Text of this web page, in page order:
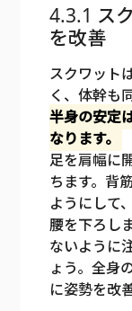
4.3.1 ス
を改善
スクワット
く、体幹も
半身の安定
なります。
足を肩幅に
ちます。背
ようにして
腰を下ろし
ないように
ょう。全身
に姿勢を改